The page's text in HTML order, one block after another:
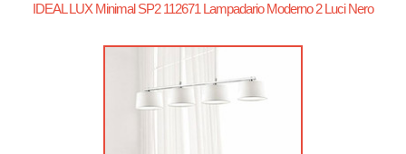
IDEAL LUX Minimal SP2 112671 Lampadario Moderno 2 Luci Nero